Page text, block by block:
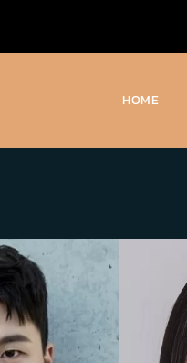
HOME